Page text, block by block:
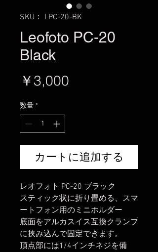
SKU： LPC-20-BK
Leofoto PC-20
Black
￥3,000
数量 *
カートに追加する
レオフォト PC-20 ブラック
スティック状に折り畳める、スマ
ートフォン用のミニホルダー
底面をアルカスイス互換クランプ
に挟み込んで固定できます。
頂点部には1/4インチネジを備